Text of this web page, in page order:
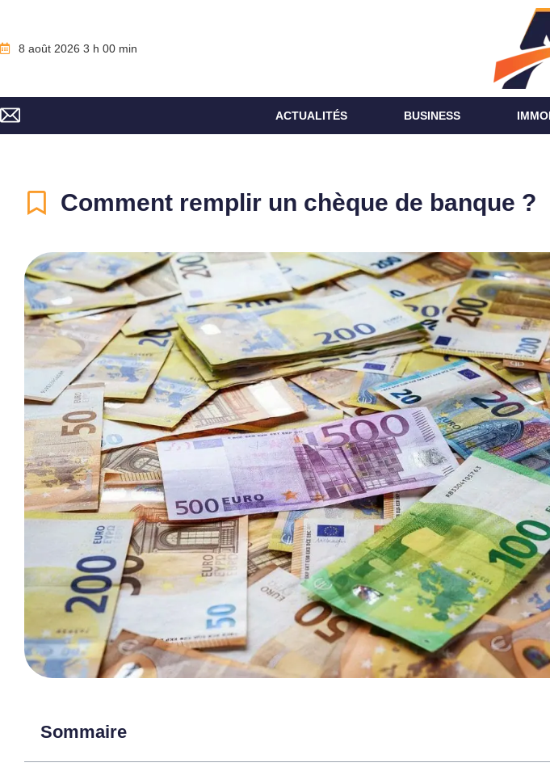
8 août 2026 3 h 00 min
ACTUALITÉS BUSINESS
Comment remplir un chèque de banque ?
Sommaire